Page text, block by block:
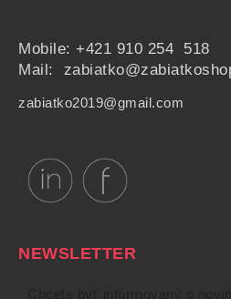
Mobile: +421 910 254 518
Mail:
zabiatko2019@gmail.com
NEWSLETTER